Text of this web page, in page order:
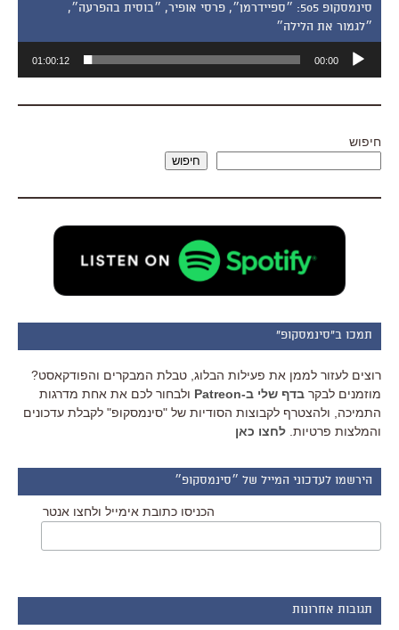
סינמסקופ 505: ״ספיידרמן״, פרסי אופיר, ״בוסית בהפרעה״,
״לגמור את הלילה״
אודיו
00:00
01:00:12
חיפוש
חיפוש
תמכו ב"סינמסקופ"
רוצים לעזור לממן את פעילות הבלוג, טבלת המבקרים והפודקאסט?
מוזמנים לבקר בדף שלי ב-Patreon
ולבחור לכם את אחת מדרגות
התמיכה, ולהצטרף לקבוצות הסודיות של "סינמסקופ" לקבלת עדכונים
והמלצות פרטיות. לחצו כאן
הירשמו לעדכוני המייל של ״סינמסקופ״
הכניסו כתובת אימייל ולחצו אנטר
תגובות אחרונות